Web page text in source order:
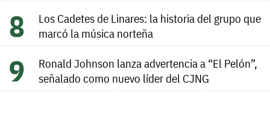
Los Cadetes de Linares: la historia del grupo que
marcó la música norteña
Ronald Johnson lanza advertencia a “El Pelón”,
señalado como nuevo líder del CJNG